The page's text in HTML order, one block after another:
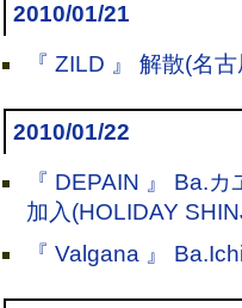
2010/01/21
『 ZILD 』 解散(名
2010/01/22
『 DEPAIN 』 Ba.
加入(HOLIDAY
『 Valgana 』